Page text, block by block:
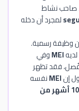
صاحب نشاط
لمجرد أن دخله
وظيفة رسمية.
MEIوفي
فقد تظهر
إنMEIنفسه
seguro-desemprego بعد 10 أشهر من